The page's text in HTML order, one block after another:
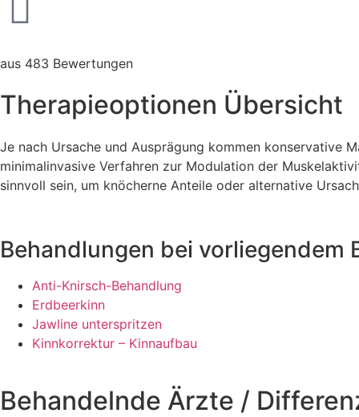
aus 483 Bewertungen
Therapieoptionen Übersicht
Je nach Ursache und Ausprägung kommen konservative
minimalinvasive Verfahren zur Modulation der
sinnvoll sein, um knöcherne Anteile oder alternative
Behandlungen bei vorliegendem
Anti-Knirsch-Behandlung
Erdbeerkinn
Jawline unterspritzen
Kinnkorrektur – Kinnaufbau
Behandelnde Ärzte /